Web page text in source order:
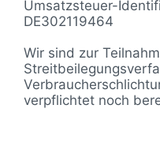
Umsatzsteuer-
DE302119464
Wir sind zur
verpflichtet noch